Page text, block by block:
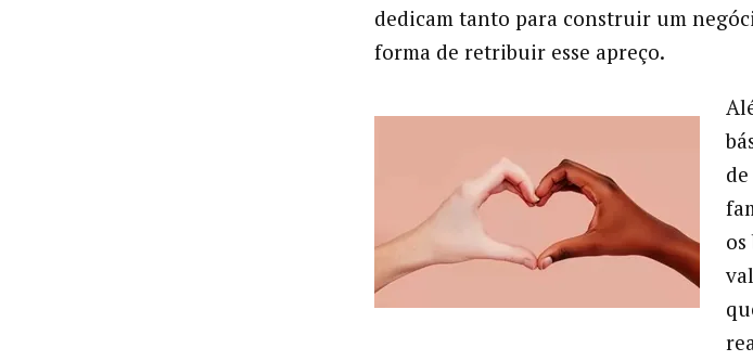
dedicam tanto para construir um
forma de retribuir esse apreço.